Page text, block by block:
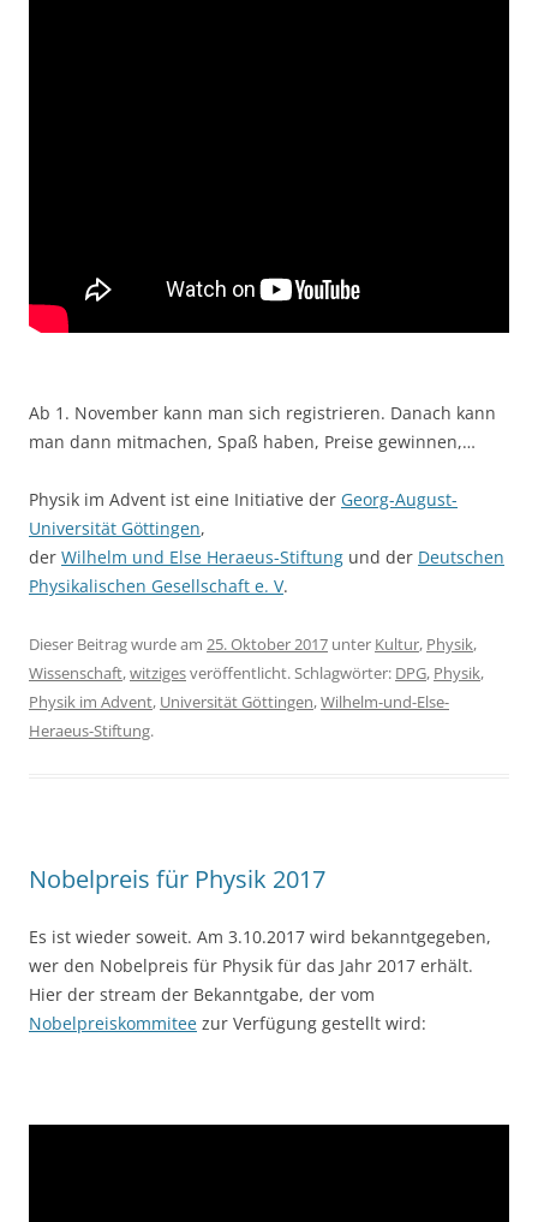
Ab 1. November kann man sich registrieren. Danach kann
man dann mitmachen, Spaß haben, Preise gewinnen,…
Physik im Advent ist eine Initiative der Georg-August-
Universität Göttingen,
der Wilhelm und Else Heraeus-Stiftung und der Deutschen
Physikalischen Gesellschaft e. V.
Dieser Beitrag wurde am 25. Oktober 2017 unter Kultur, Physik,
Wissenschaft,witzigesveröffentlicht. Schlagwörter: DPG, Physik,
Physik im Advent, Universität Göttingen,Wilhelm-und-Else-
Heraeus-Stiftung.
Nobelpreis für Physik 2017
Es ist wieder soweit. Am 3.10.2017 wird bekanntgegeben,
wer den Nobelpreis für Physik für das Jahr 2017 erhält.
Hier der stream der Bekanntgabe, der vom
Nobelpreiskommitee zur Verfügung gestellt wird: